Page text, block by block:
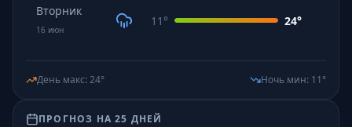
Вторник
16 июн
11 ° 24°
День макс: 24° Ночь мин: 11°
ПРОГНОЗ НА 25 ДНЕЙ